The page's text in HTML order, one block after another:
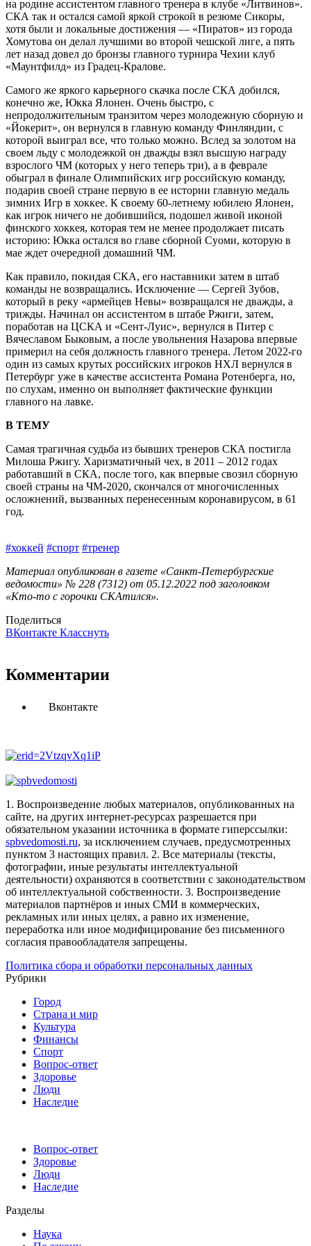
на родине ассистентом главного тренера в клубе «Литвинов».
СКА так и остался самой яркой строкой в резюме Сикоры,
хотя были и локальные достижения — «Пиратов» из города
Хомутова он делал лучшими во второй чешской лиге, а пять
лет назад довел до бронзы главного турнира Чехии клуб
«Маунтфилд» из Градец-Кралове.
Самого же яркого карьерного скачка после СКА добился,
конечно же, Юкка Ялонен. Очень быстро, с
непродолжительным транзитом через молодежную сборную и
«Йокерит», он вернулся в главную команду Финляндии, с
которой выиграл все, что только можно. Вслед за золотом на
своем льду с молодежкой он дважды взял высшую награду
взрослого ЧМ (которых у него теперь три), а в феврале
обыграл в финале Олимпийских игр российскую команду,
подарив своей стране первую в ее истории главную медаль
зимних Игр в хоккее. К своему 60‑летнему юбилею Ялонен,
как игрок ничего не добившийся, подошел живой иконой
финского хоккея, которая тем не менее продолжает писать
историю: Юкка остался во главе сборной Суоми, которую в
мае ждет очередной домашний ЧМ.
Как правило, покидая СКА, его наставники затем в штаб
команды не возвращались. Исключение — Сергей Зубов,
который в реку «армейцев Невы» возвращался не дважды, а
трижды. Начинал он ассистентом в штабе Ржиги, затем,
поработав на ЦСКА и «Сент-Луис», вернулся в Питер с
Вячеславом Быковым, а после увольнения Назарова впервые
примерил на себя должность главного тренера. Летом 2022‑го
один из самых крутых российских игроков НХЛ вернулся в
Петербург уже в качестве ассистента Романа Ротенберга, но,
по слухам, именно он выполняет фактические функции
главного на лавке.
В ТЕМУ
Самая трагичная судьба из бывших тренеров СКА постигла
Милоша Ржигу. Харизматичный чех, в 2011 – 2012 годах
работавший в СКА, после того, как впервые свозил сборную
своей страны на ЧМ-2020, скончался от многочисленных
осложнений, вызванных перенесенным коронавирусом, в 61
год.
#хоккей #спорт #тренер
Материал опубликован в газете «Санкт-Петербургские
ведомости» № 228 (7312) от 05.12.2022 под заголовком
«Кто‑то с горочки СКАтился».
Поделиться
ВКонтакте Класснуть
Комментарии
Вконтакте
1. Воспроизведение любых материалов, опубликованных на
сайте, на других интернет-ресурсах разрешается при
обязательном указании источника в формате гиперссылки:
spbvedomosti.ru, за исключением случаев, предусмотренных
пунктом 3 настоящих правил. 2. Все материалы (тексты,
фотографии, иные результаты интеллектуальной
деятельности) охраняются в соответствии с законодательством
об интеллектуальной собственности. 3. Воспроизведение
материалов партнёров и иных СМИ в коммерческих,
рекламных или иных целях, а равно их изменение,
переработка или иное модифицирование без письменного
согласия правообладателя запрещены.
Политика сбора и обработки персональных данных
Рубрики
Город
Страна и мир
Культура
Финансы
Спорт
Вопрос-ответ
Здоровье
Люди
Наследие
Вопрос-ответ
Здоровье
Люди
Наследие
Разделы
Наука